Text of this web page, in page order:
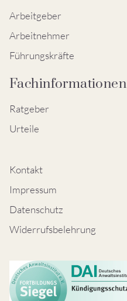
Arbeitgeber
Arbeitnehmer
Führungskräfte
Fachinformationen
Ratgeber
Urteile
Kontakt
Impressum
Datenschutz
Widerrufsbelehrung